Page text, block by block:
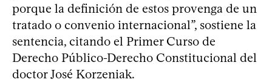
porque la definición de estos provenga de un
tratado o convenio internacional”, sostiene la
sentencia, citando el Primer Curso de
Derecho Público-Derecho Constitucional del
doctor José Korzeniak.